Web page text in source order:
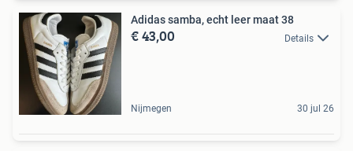
Adidas samba, echt leer maat 38
€ 43,00 Details
Nijmegen 30 jul 26